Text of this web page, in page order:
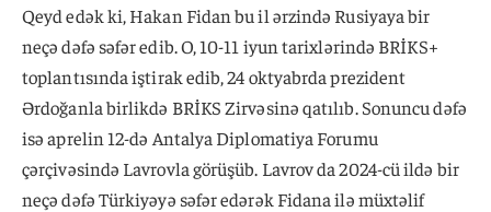
Qeyd edək ki, Hakan Fidan bu il ərzində Rusiyaya bir
neçə dəfə səfər edib. O, 10-11 iyun tarixlərində BRİKS+
toplantısında iştirak edib, 24 oktyabrda prezident
Ərdoğanla birlikdə BRİKS Zirvəsinə qatılıb. Sonuncu dəfə
isə aprelin 12-də Antalya Diplomatiya Forumu
çərçivəsində Lavrovla görüşüb. Lavrov da 2024-cü ildə bir
neçə dəfə Türkiyəyə səfər edərək Fidana ilə müxtəlif